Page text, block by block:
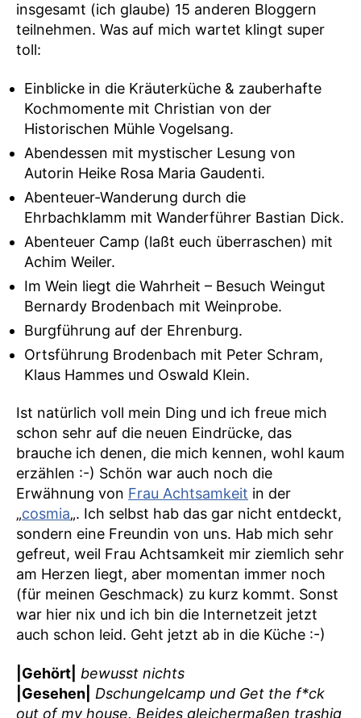
insgesamt (ich glaube) 15 anderen Bloggern
teilnehmen. Was auf mich wartet klingt super
toll:
Einblicke in die Kräuterküche & zauberhafte
Kochmomente mit Christian von der
Historischen Mühle Vogelsang.
Abendessen mit mystischer Lesung von
Autorin Heike Rosa Maria Gaudenti.
Abenteuer-Wanderung durch die
Ehrbachklamm mit Wanderführer Bastian Dick.
Abenteuer Camp (laßt euch überraschen) mit
Achim Weiler.
Im Wein liegt die Wahrheit – Besuch Weingut
Bernardy Brodenbach mit Weinprobe.
Burgführung auf der Ehrenburg.
Ortsführung Brodenbach mit Peter Schram,
Klaus Hammes und Oswald Klein.
Ist natürlich voll mein Ding und ich freue mich
schon sehr auf die neuen Eindrücke, das
brauche ich denen, die mich kennen, wohl kaum
erzählen :-) Schön war auch noch die
Erwähnung von Frau Achtsamkeit in der
„cosmia„. Ich selbst hab das gar nicht entdeckt,
sondern eine Freundin von uns. Hab mich sehr
gefreut, weil Frau Achtsamkeit mir ziemlich sehr
am Herzen liegt, aber momentan immer noch
(für meinen Geschmack) zu kurz kommt. Sonst
war hier nix und ich bin die Internetzeit jetzt
auch schon leid. Geht jetzt ab in die Küche :-)
|Gehört|
bewusst nichts
|Gesehen|
Dschungelcamp und Get the f*ck
out of my house. Beides gleichermaßen trashig